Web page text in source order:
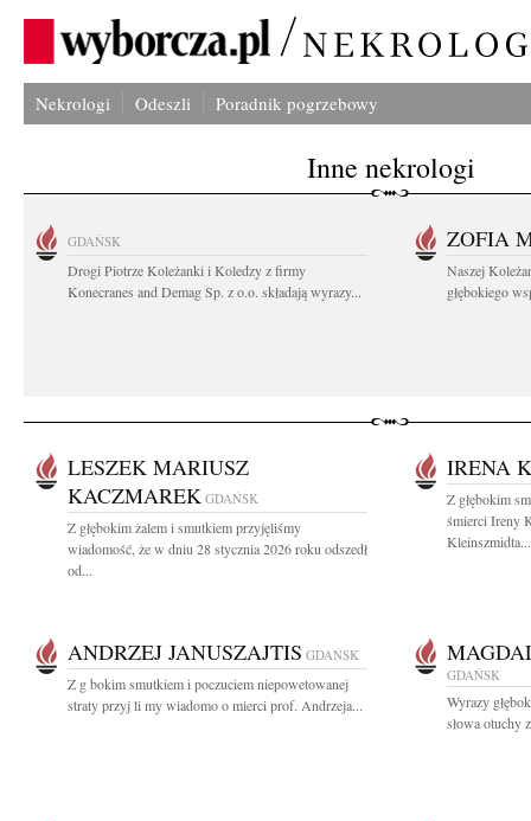
Nekrologi Odeszli Poradnik pogrzebowy
Inne nekrologi
GDAŃSK
Drogi Piotrze Koleżanki i Koledzy z firmy
Konecranes and Demag Sp. z o.o. składają wyrazy...
ZOFIA
Naszej
głębokiego
LESZEK MARIUSZ
KACZMAREK GDAŃSK
Z głębokim żalem i smutkiem przyjęliśmy
wiadomość, że w dniu 28 stycznia 2026 roku odszedł
od...
IRENA
Z głębokim
śmierci Ireny
Kleinszmidta...
ANDRZEJ JANUSZAJTIS GDAŃSK
Z g bokim smutkiem i poczuciem niepowetowanej
straty przyj li my wiadomo o mierci prof. Andrzeja...
GDAŃSK
Wyrazy
słowa otuchy